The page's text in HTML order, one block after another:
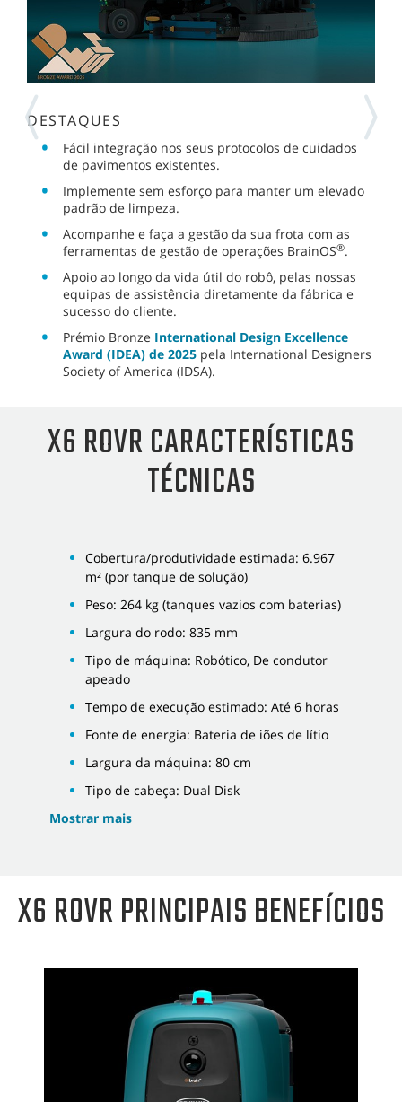
DESTAQUES
Fácil integração nos seus protocolos de cuidados
de pavimentos existentes.
Implemente sem esforço para manter um elevado
padrão de limpeza.
Acompanhe e faça a gestão da sua frota com as
ferramentas de gestão de operações BrainOS®.
Apoio ao longo da vida útil do robô, pelas nossas
equipas de assistência diretamente da fábrica e
sucesso do cliente.
Prémio Bronze International Design Excellence
Award (IDEA) de 2025 pela International Designers
Society of America (IDSA).
X6 ROVR CARACTERÍSTICAS
TÉCNICAS
Cobertura/produtividade estimada: 6.967
m² (por tanque de solução)
Peso: 264 kg (tanques vazios com baterias)
Largura do rodo: 835 mm
Tipo de máquina: Robótico, De condutor
apeado
Tempo de execução estimado: Até 6 horas
Fonte de energia: Bateria de iões de lítio
Largura da máquina: 80 cm
Tipo de cabeça: Dual Disk
Mostrar mais
X6 ROVR PRINCIPAIS BENEFÍCIOS